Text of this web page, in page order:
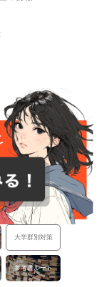
大学群別対策
参考書ルート